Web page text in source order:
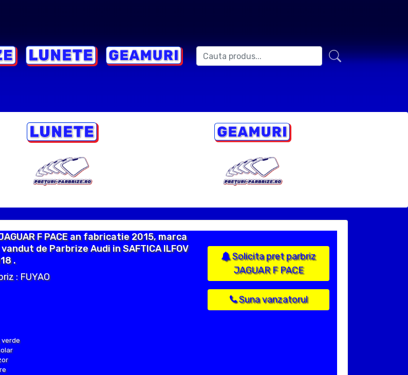
F PACE an fabricatie 2015, marca
vandut de Parbrize Audi in SAFTICA ILFOV
.
: FUYAO
verde
Solicita pret parbriz
JAGUAR F PACE
Suna vanzatorul